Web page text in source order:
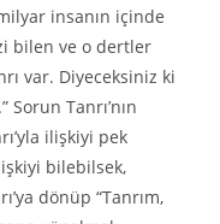
insanın içinde
bilen ve o dertler
var. Diyeceksiniz ki
Sorun Tanrı’nın
ilişkiyi pek
bilebilsek,
dönüp “Tanrım,